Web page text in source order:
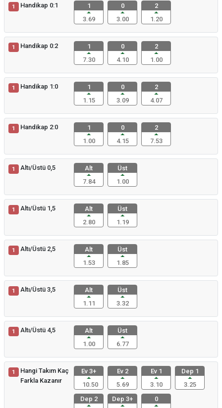
1 Handikap 0:1
1
3.69
0
3.00
2
1.20
1 Handikap 0:2
1
7.30
0
4.10
2
1.00
1 Handikap 1:0
1
1.15
0
3.09
2
4.07
1 Handikap 2:0
1
1.00
0
4.15
2
7.53
1 Altı/Üstü 0,5
Alt
7.84
Üst
1.00
1 Altı/Üstü 1,5
Alt
2.80
Üst
1.19
1 Altı/Üstü 2,5
Alt
1.53
Üst
1.85
1 Altı/Üstü 3,5
Alt
1.11
Üst
3.32
1 Altı/Üstü 4,5
Alt
1.00
Üst
6.77
1
Hangi Takım Kaç
Farkla Kazanır
Ev 3+
10.50
Ev 2
5.69
Ev 1
3.10
Dep 1
3.25
Dep 2
Dep 3+
0